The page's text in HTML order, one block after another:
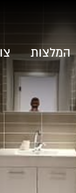
המלצות